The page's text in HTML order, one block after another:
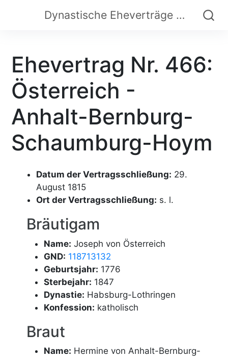
Dynastische Eheverträge der Frühen Neuzeit
Ehevertrag Nr. 466:
Österreich -
Anhalt-Bernburg-
Schaumburg-Hoym
Datum der Vertragsschließung: 29.
August 1815
Ort der Vertragsschließung: s. l.
Bräutigam
Name: Joseph von Österreich
GND: 118713132
Geburtsjahr: 1776
Sterbejahr: 1847
Dynastie: Habsburg-Lothringen
Konfession: katholisch
Braut
Name: Hermine von Anhalt-Bernburg-